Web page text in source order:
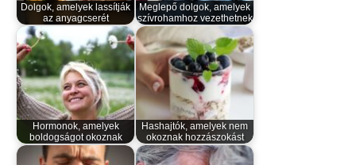
Dolgok, amelyek lassítják
az anyagcserét
Meglepő dolgok, amelyek
szívrohamhoz vezethetnek
Hormonok, amelyek
boldogságot okoznak
Hashajtók, amelyek nem
okoznak hozzászokást